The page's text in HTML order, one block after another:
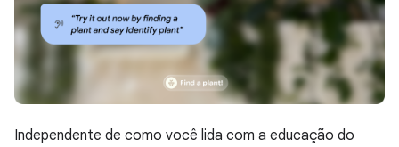
Independente de como você lida com a educação do